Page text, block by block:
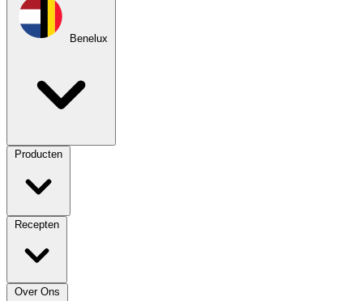
Benelux
Producten
Recepten
Over Ons